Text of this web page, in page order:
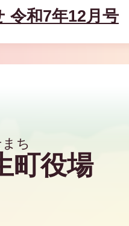
令和7年12月号
町役場